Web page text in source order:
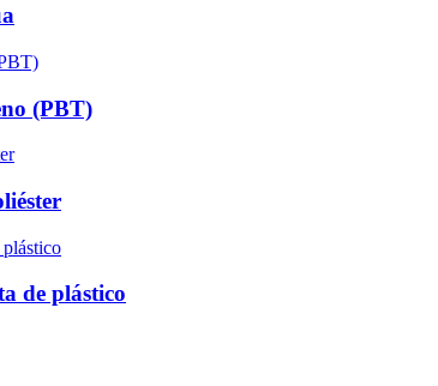
(PBT)
de plástico